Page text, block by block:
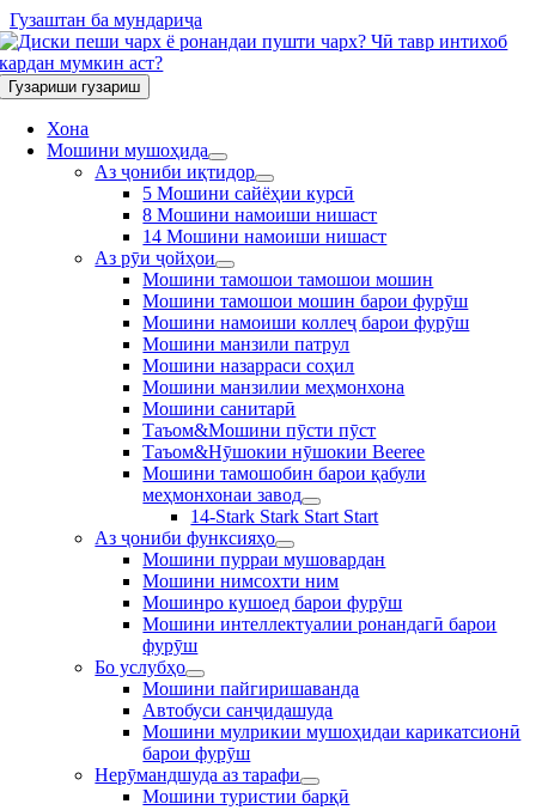
Гузаштан ба мундариҷа
Гузариши гузариш
Хона
Мошини мушоҳида
Аз ҷониби иқтидор
5 Мошини сайёҳии курсӣ
8 Мошини намоиши нишаст
14 Мошини намоиши нишаст
Аз рӯи ҷойҳои
Мошини тамошои тамошои мошин
Мошини тамошои мошин барои фурӯш
Мошини намоиши коллеҷ барои фурӯш
Мошини манзили патрул
Мошини назарраси соҳил
Мошини манзилии меҳмонхона
Мошини санитарӣ
Таъом&Мошини пӯсти пӯст
Таъом&Нӯшокии нӯшокии Beeree
Мошини тамошобин барои қабули
меҳмонхонаи завод
14-Stark Stark Start Start
Аз ҷониби функсияҳо
Мошини пурраи мушовардан
Мошини нимсохти ним
Мошинро кушоед барои фурӯш
Мошини интеллектуалии ронандагӣ барои
фурӯш
Бо услубҳо
Мошини пайгиришаванда
Автобуси санҷидашуда
Мошини мулрикии мушоҳидаи карикатсионӣ
барои фурӯш
Нерӯмандшуда аз тарафи
Мошини туристии барқӣ